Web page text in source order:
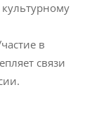
культурному
в
связи